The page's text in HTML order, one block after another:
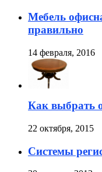
Мебель
правильно
14 февраля, 2016
Как выбрать
22 октября, 2015
Cистемы